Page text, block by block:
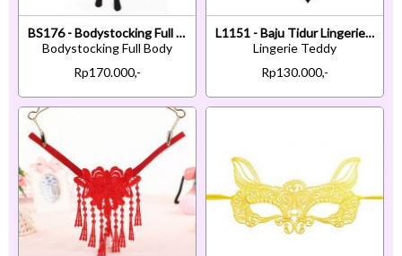
BS176 - Bodystocking Full Body Halterneck Hitam Transparan Tali Silang
Bodystocking Full Body
Rp170.000,-
L1151 - Baju Tidur Lingerie Teddy Bodysuit Dress Hitam Transparan
Lingerie Teddy
Rp130.000,-